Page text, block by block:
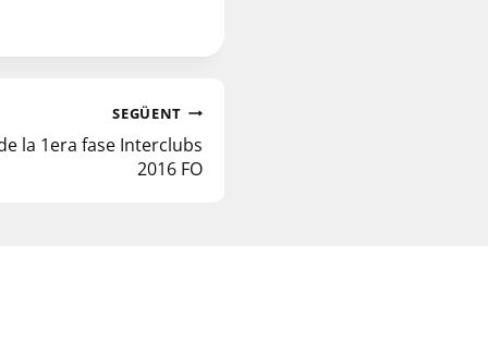
SEGÜENT
la 1era fase Interclubs
2016 FO